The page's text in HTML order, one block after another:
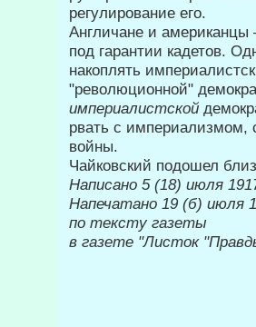
регулирование его.
Англичане и
под гарантии кадетов.
накоплять
"революционной"
империалистской
рвать с империализмом,
войны.
Чайковский подошел
Написано 5 (18) июля
Напечатано
по тексту газеты
в газете "Листок